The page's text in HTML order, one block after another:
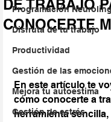
Programación
Disfruta de tu trabajo
Productividad
Gestión de las
Mejora tu autoestima
Gestión de estrés
DE TRABAJO
CONOCERTE
En este artículo te
cómo conocerte a
herramienta